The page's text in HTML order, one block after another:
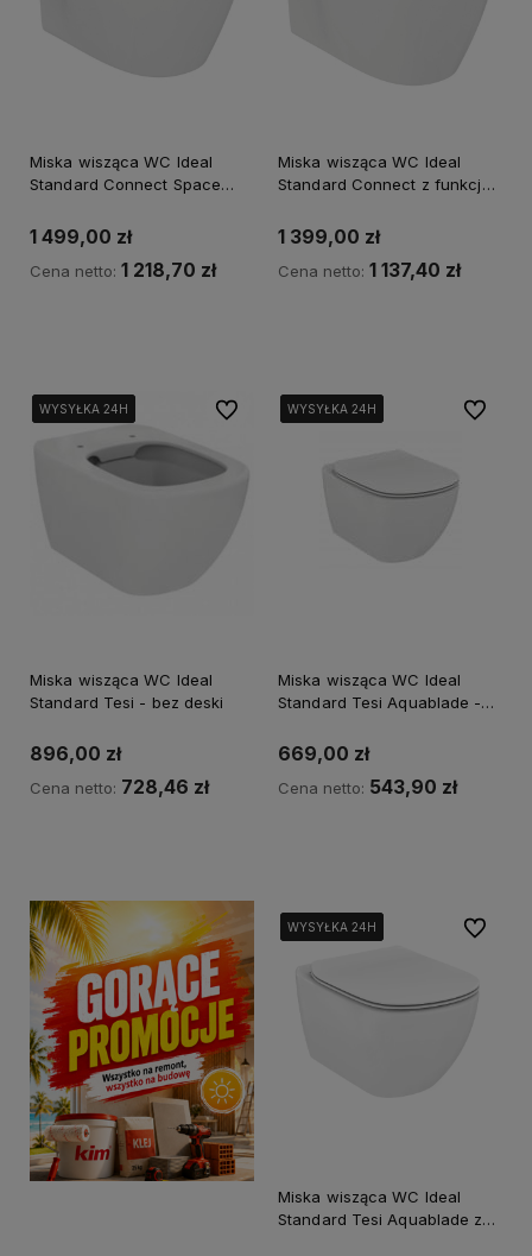
Miska wisząca WC Ideal
Standard Connect Space
1 499,00 zł
Cena netto: 1 218,70 zł
Miska wisząca WC Ideal
Standard Connect z funkcją
1 399,00 zł
Cena netto: 1 137,40 zł
WYSYŁKA 24H
WYSYŁKA 24H
WYSYŁKA 24H
WYSYŁKA 24H
Miska wisząca WC Ideal
Standard Tesi - bez deski
896,00 zł
Cena netto: 728,46 zł
Do ulubionychWYSYŁKA 24H
WYSYŁKA 24H
WYSYŁKA 24H
WYSYŁKA 24H
Miska wisząca WC Ideal
Standard Tesi Aquablade -
669,00 zł
Cena netto: 543,90 zł
Do
WYSYŁKA 24H
WYSYŁKA 24H
WYSYŁKA 24H
WYSYŁKA 24H
Miska wisząca WC Ideal
Standard Tesi Aquablade z
Do